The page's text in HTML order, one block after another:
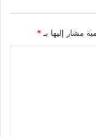
مشار إليها بـ *